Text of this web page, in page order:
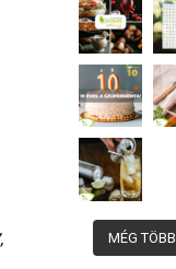
MÉG TÖBB